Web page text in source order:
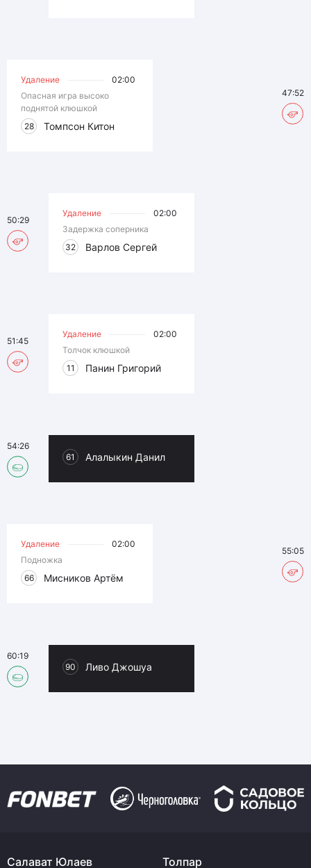
Удаление
02:00
Опасная игра высоко
поднятой клюшкой
28
Томпсон Китон
47:52
Удаление
02:00
Задержка соперника
32
Варлов Сергей
50:29
Удаление
02:00
Толчок клюшкой
11
Панин Григорий
51:45
61 Алалыкин Данил
54:26
Удаление
02:00
Подножка
66
Мисников Артём
55:05
90 Ливо Джошуа
60:19
Салават Юлаев Толпар